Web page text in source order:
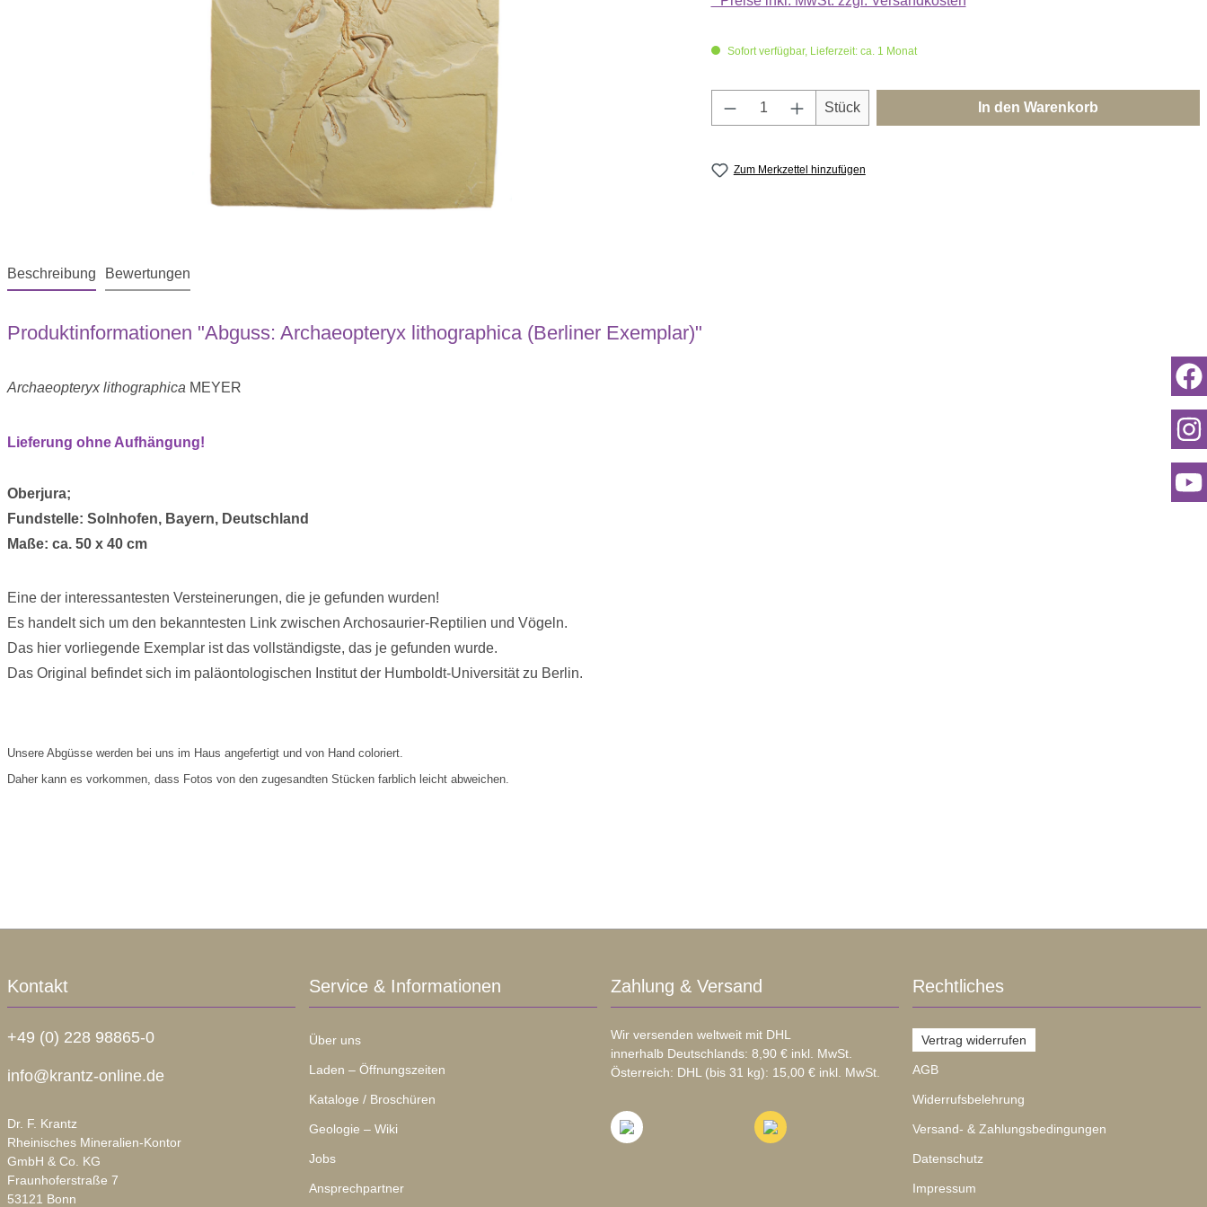
Sofort verfügbar, Lieferzeit: ca. 1 Monat
Produkt Anzahl: Gib den gewünschten Wert ein
Stück In den Warenkorb
Zum Merkzettel hinzufügen
Beschreibung Bewertungen
Produktinformationen "Abguss: Archaeopteryx lithographica (Berliner Exemplar)"
Archaeopteryx lithographica MEYER
Lieferung ohne Aufhängung!
Oberjura;
Fundstelle: Solnhofen, Bayern, Deutschland
Maße: ca. 50 x 40 cm
Eine der interessantesten Versteinerungen, die je gefunden wurden!
Es handelt sich um den bekanntesten Link zwischen Archosaurier-Reptilien und Vögeln.
Das hier vorliegende Exemplar ist das vollständigste, das je gefunden wurde.
Das Original befindet sich im paläontologischen Institut der Humboldt-Universität zu Berlin.
Unsere Abgüsse werden bei uns im Haus angefertigt und von Hand coloriert.
Daher kann es vorkommen, dass Fotos von den zugesandten Stücken farblich leicht abweichen.
Kontakt
+49 (0) 228 98865-0
info@krantz-online.de
Dr. F. Krantz
Rheinisches Mineralien-Kontor
GmbH & Co. KG
Fraunhoferstraße 7
53121 Bonn
Service & Informationen
Über uns
Laden – Öffnungszeiten
Kataloge / Broschüren
Geologie – Wiki
Jobs
Ansprechpartner
Zahlung & Versand
Wir versenden weltweit mit DHL
innerhalb Deutschlands: 8,90 € inkl. MwSt.
Österreich: DHL (bis 31 kg): 15,00 € inkl. MwSt.
Rechtliches
Vertrag widerrufen
AGB
Widerrufsbelehrung
Versand- & Zahlungsbedingungen
Datenschutz
Impressum